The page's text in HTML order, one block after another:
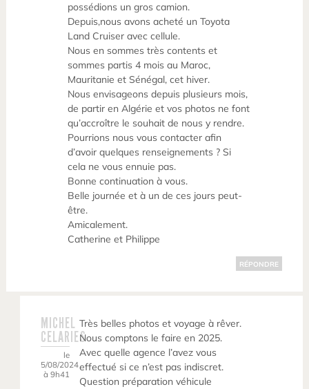
possédions un gros camion.
Depuis,nous avons acheté un Toyota
Land Cruiser avec cellule.
Nous en sommes très contents et
sommes partis 4 mois au Maroc,
Mauritanie et Sénégal, cet hiver.
Nous envisageons depuis plusieurs mois,
de partir en Algérie et vos photos ne font
qu’accroître le souhait de nous y rendre.
Pourrions nous vous contacter afin
d’avoir quelques renseignements ? Si
cela ne vous ennuie pas.
Bonne continuation à vous.
Belle journée et à un de ces jours peut-
être.
Amicalement.
Catherine et Philippe
RÉPONDRE
MICHEL
CELARIES
le
5/08/2024
à 9h41
Très belles photos et voyage à rêver.
Nous comptons le faire en 2025.
Avec quelle agence l’avez vous
effectué si ce n’est pas indiscret.
Question préparation véhicule